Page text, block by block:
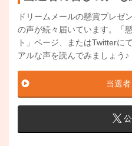
ドリームメールの懸賞プレゼ
の声が続々届いています。「
ト」ページ、またはTwitterに
アルな声を読んでみましょう♪
当選